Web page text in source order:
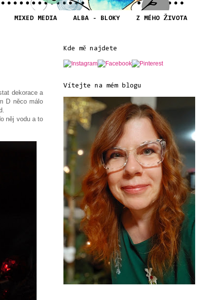
MIXED MEDIA ALBA - BLOKY Z MÉHO ŽIVOTA
dekorace a
D něco málo
něj vodu a to
Kde mě najdete
Vítejte na mém blogu